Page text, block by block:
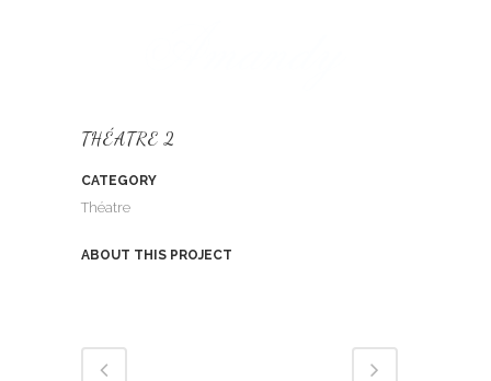
THÉATRE 2
CATEGORY
Théatre
ABOUT THIS PROJECT